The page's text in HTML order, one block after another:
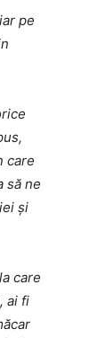
pe
care
să ne
și
care
ai fi